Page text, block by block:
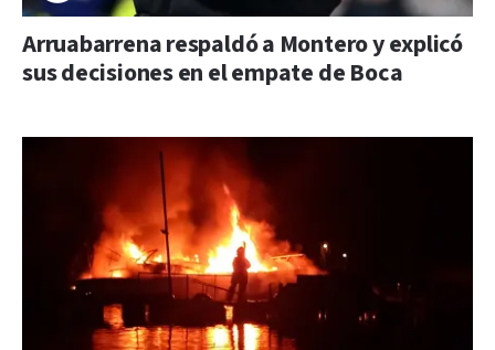
Arruabarrena respaldó a Montero y explicó
sus decisiones en el empate de Boca